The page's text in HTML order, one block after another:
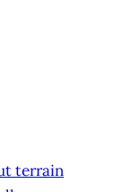
terrain